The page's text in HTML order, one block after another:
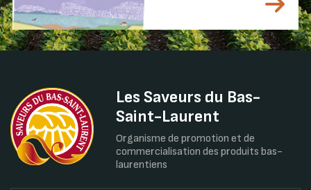
Les Saveurs du Bas-
Saint-Laurent
Organisme de promotion et de
commercialisation des produits bas-
laurentiens